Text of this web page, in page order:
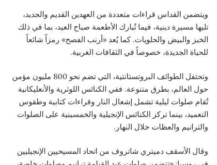
ويتضمن القداس قراءات متعددة من العهدين القديم والجديد،
تليها مسيرة دينية، فيما تُبارك الأطعمة صباح العيد، بما في ذلك
الخبز والبيض والحلويات. كما يُعد «أرنب الفصح» رمزاً شائعاً
للحياة الجديدة، خصوصاً في الثقافات الغربية.
وتحتفل الطوائف البروتستانتية، التي تضم نحو 800 مليون مؤمن
حول العالم، بطرق متنوعة. ففي الكنائس اللوثرية والأنغليكانية
تُقام صلوات ليلية تشمل إشعال النار وقراءات كتابية وطقوس
التعميد، بينما تركز الكنائس الإنجيلية والخمسينية على الصلوات
والترانيم والعظات خلال النهار.
وقال الأسقف دميتري شاتروف من اتحاد المسيحيين الإنجيليين